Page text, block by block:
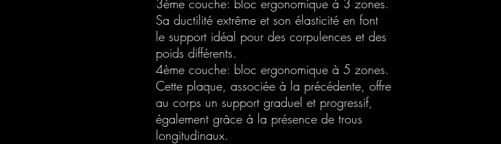
3ème couche: bloc ergonomique à 3 zones.
Sa ductilité extrême et son élasticité en font
le support idéal pour des corpulences et des
poids différents.
4ème couche: bloc ergonomique à 5 zones.
Cette plaque, associée à la précédente, offre
au corps un support graduel et progressif,
également grâce à la présence de trous
longitudinaux.